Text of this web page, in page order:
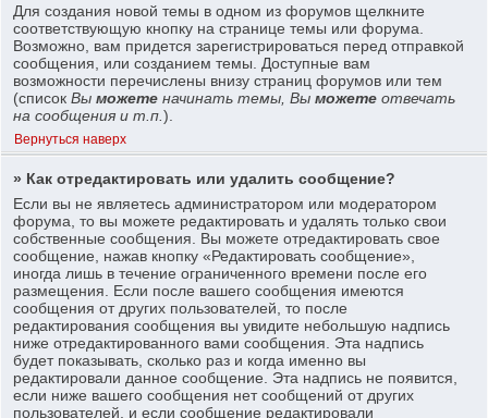
Для создания новой темы в одном из форумов щелкните
соответствующую кнопку на странице темы или форума.
Возможно, вам придется зарегистрироваться перед отправкой
сообщения, или созданием темы. Доступные вам
возможности перечислены внизу страниц форумов или тем
(списокВыможете начинать темы, Выможете отвечать
на сообщения и т.п.).
Вернуться наверх
» Как отредактировать или удалить сообщение?
Если вы не являетесь администратором или модератором
форума, то вы можете редактировать и удалять только свои
собственные сообщения. Вы можете отредактировать свое
сообщение, нажав кнопку «Редактировать сообщение»,
иногда лишь в течение ограниченного времени после его
размещения. Если после вашего сообщения имеются
сообщения от других пользователей, то после
редактирования сообщения вы увидите небольшую надпись
ниже отредактированного вами сообщения. Эта надпись
будет показывать, сколько раз и когда именно вы
редактировали данное сообщение. Эта надпись не появится,
если ниже вашего сообщения нет сообщений от других
пользователей, и если сообщение редактировали